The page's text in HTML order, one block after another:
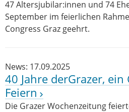
47 Altersjubilar:innen und 74
September im feierlichen
Congress Graz geehrt.
News: 17.09.2025
40 Jahre derGrazer,
Feiern
Die Grazer Wochenzeitung